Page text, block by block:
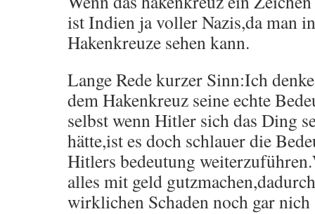
ist Indien ja voller Nazis,da man
Hakenkreuze sehen kann.
Lange Rede kurzer Sinn:Ich
dem Hakenkreuz seine echte
selbst wenn Hitler sich das Ding
hätte,ist es doch schlauer die
Hitlers bedeutung
alles mit geld
wirklichen Schaden noch gar nich